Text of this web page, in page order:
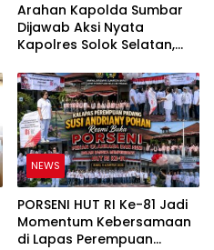
Arahan Kapolda Sumbar
Dijawab Aksi Nyata
Kapolres Solok Selatan,
Bukan Sekadar Slogan
NEWS
PORSENI HUT RI Ke-81 Jadi
Momentum Kebersamaan
di Lapas Perempuan